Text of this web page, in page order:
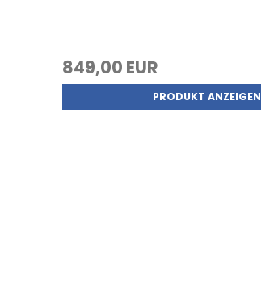
849,00 EUR
PRODUKT ANZEIGEN